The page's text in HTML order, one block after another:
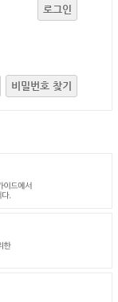
로그인
비밀번호 찾기